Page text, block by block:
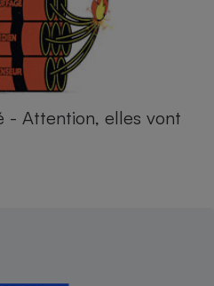
- Attention, elles vont